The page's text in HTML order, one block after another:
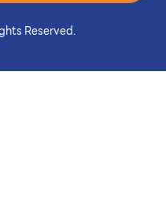
Reserved.